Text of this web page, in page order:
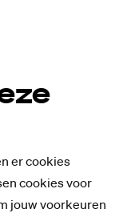
er cookies
cookies voor
jouw voorkeuren